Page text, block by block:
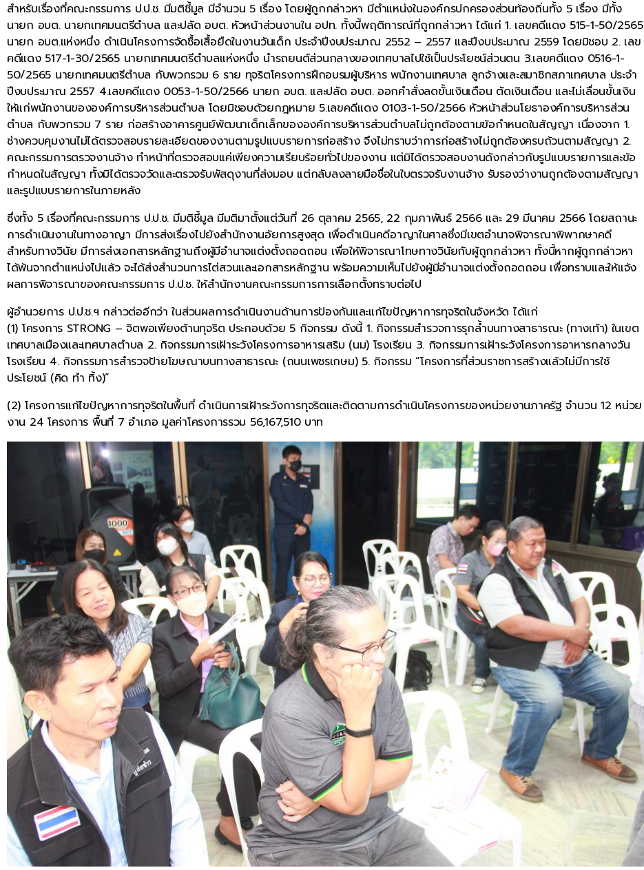
สำหรับเรื่องที่คณะกรรมการ ป.ป.ช. มีมติชี้มูล มีจำนวน 5 เรื่อง โดยผู้ถูกกล่าวหา มีตำแหน่งในองค์กรปกครองส่วนท้องถิ่นทั้ง 5 เรื่อง มีทั้ง
นายก อบต. นายกเทศมนตรีตำบล และปลัด อบต. หัวหน้าส่วนงานใน อปท. ทั้งนี้พฤติการณ์ที่ถูกกล่าวหา ได้แก่ 1. เลขคดีแดง 515-1-50/2565
นายก อบต.แห่งหนึ่ง ดำเนินโครงการจัดซื้อเสื้อยืดในงานวันเด็ก ประจำปีงบประมาณ 2552 – 2557 และปีงบประมาณ 2559 โดยมิชอบ 2. เลข
คดีแดง 517-1-30/2565 นายกเทศมนตรีตำบลแห่งหนึ่ง นำรถยนต์ส่วนกลางของเทศบาลไปใช้เป็นประโยชน์ส่วนตน 3.เลขคดีแดง 0516-1-
50/2565 นายกเทศมนตรีตำบล กับพวกรวม 6 ราย ทุจริตโครงการฝึกอบรมผู้บริหาร พนักงานเทศบาล ลูกจ้างและสมาชิกสภาเทศบาล ประจำ
ปีงบประมาณ 2557 4.เลขคดีแดง 0053-1-50/2566 นายก อบต. และปลัด อบต. ออกคำสั่งลดขั้นเงินเดือน ตัดเงินเดือน และไม่เลื่อนขั้นเงิน
ให้แก่พนักงานขององค์การบริหารส่วนตำบล โดยมิชอบด้วยกฎหมาย 5.เลขคดีแดง 0103-1-50/2566 หัวหน้าส่วนโยธาองค์การบริหารส่วน
ตำบล กับพวกรวม 7 ราย ก่อสร้างอาคารศูนย์พัฒนาเด็กเล็กขององค์การบริหารส่วนตำบลไม่ถูกต้องตามข้อกำหนดในสัญญา เนื่องจาก 1.
ช่างควบคุมงานไม่ได้ตรวจสอบรายละเอียดของงานตามรูปแบบรายการก่อสร้าง จึงไม่ทราบว่าการก่อสร้างไม่ถูกต้องครบถ้วนตามสัญญา 2.
คณะกรรมการตรวจงานจ้าง ทำหน้าที่ตรวจสอบแค่เพียงความเรียบร้อยทั่วไปของงาน แต่มิได้ตรวจสอบงานดังกล่าวกับรูปแบบรายการและข้อ
กำหนดในสัญญา ทั้งมิได้ตรวจวัดและตรวจรับพัสดุงานที่ส่งมอบ แต่กลับลงลายมือชื่อในใบตรวจรับงานจ้าง รับรองว่างานถูกต้องตามสัญญา
และรูปแบบรายการในภายหลัง
ซึ่งทั้ง 5 เรื่องที่คณะกรรมการ ป.ป.ช. มีมติชี้มูล มีมติมาตั้งแต่วันที่ 26 ตุลาคม 2565, 22 กุมภาพันธ์ 2566 และ 29 มีนาคม 2566 โดยสถานะ
การดำเนินงานในทางอาญา มีการส่งเรื่องไปยังสำนักงานอัยการสูงสุด เพื่อดำเนินคดีอาญาในศาลซึ่งมีเขตอำนาจพิจารณาพิพากษาคดี
สำหรับทางวินัย มีการส่งเอกสารหลักฐานถึงผู้มีอำนาจแต่งตั้งถอดถอน เพื่อให้พิจารณาโทษทางวินัยกับผู้ถูกกล่าวหา ทั้งนี้หากผู้ถูกกล่าวหา
ได้พ้นจากตำแหน่งไปแล้ว จะได้ส่งสำนวนการไต่สวนและเอกสารหลักฐาน พร้อมความเห็นไปยังผู้มีอำนาจแต่งตั้งถอดถอน เพื่อทราบและให้แจ้ง
ผลการพิจารณาของคณะกรรมการ ป.ป.ช. ให้สำนักงานคณะกรรมการการเลือกตั้งทราบต่อไป
ผู้อำนวยการ ป.ป.ช.ฯ กล่าวต่ออีกว่า ในส่วนผลการดำเนินงานด้านการป้องกันและแก้ไขปัญหาการทุจริตในจังหวัด ได้แก่
(1) โครงการ STRONG – จิตพอเพียงต้านทุจริต ประกอบด้วย 5 กิจกรรม ดังนี้ 1. กิจกรรมสำรวจการรุกล้ำบนทางสาธารณะ (ทางเท้า) ในเขต
เทศบาลเมืองและเทศบาลตำบล 2. กิจกรรมการเฝ้าระวังโครงการอาหารเสริม (นม) โรงเรียน 3. กิจกรรมการเฝ้าระวังโครงการอาหารกลางวัน
โรงเรียน 4. กิจกรรมการสำรวจป้ายโฆษณาบนทางสาธารณะ (ถนนเพชรเกษม) 5. กิจกรรม “โครงการที่ส่วนราชการสร้างแล้วไม่มีการใช้
ประโยชน์ (คิด ทำ ทิ้ง)”
(2) โครงการแก้ไขปัญหาการทุจริตในพื้นที่ ดำเนินการเฝ้าระวังการทุจริตและติดตามการดำเนินโครงการของหน่วยงานภาครัฐ จำนวน 12 หน่วย
งาน 24 โครงการ พื้นที่ 7 อำเภอ มูลค่าโครงการรวม 56,167,510 บาท